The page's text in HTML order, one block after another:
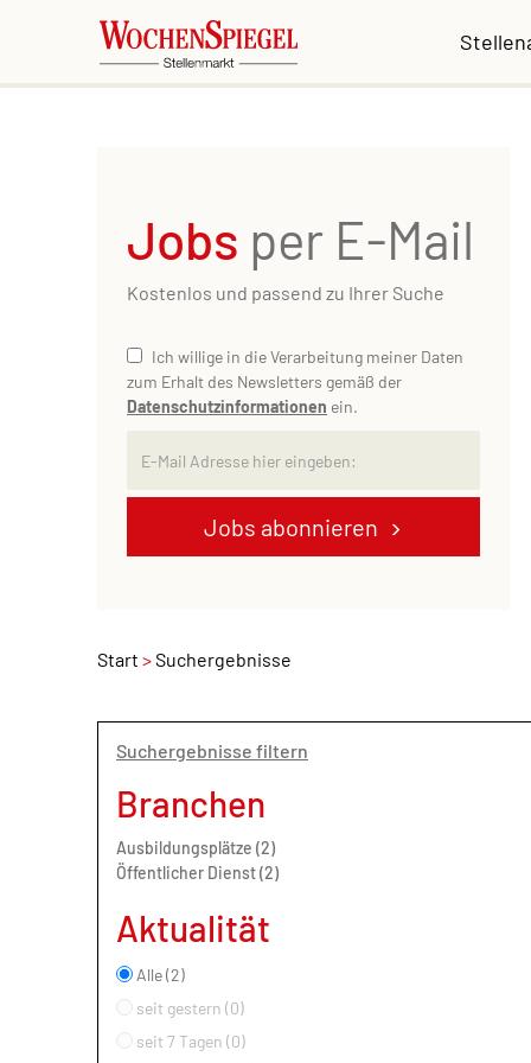
Jobs per E-Mail
Kostenlos und passend zu Ihrer Suche
Jobs abonnieren
Ich willige in die Verarbeitung meiner Daten
zum Erhalt des Newsletters gemäß der
Datenschutzinformationen ein.
Start Suchergebnisse
Suchergebnisse filtern
Branchen
Ausbildungsplätze (2)
Öffentlicher Dienst (2)
Aktualität
Alle (2)
seit gestern (0)
seit 7 Tagen (0)